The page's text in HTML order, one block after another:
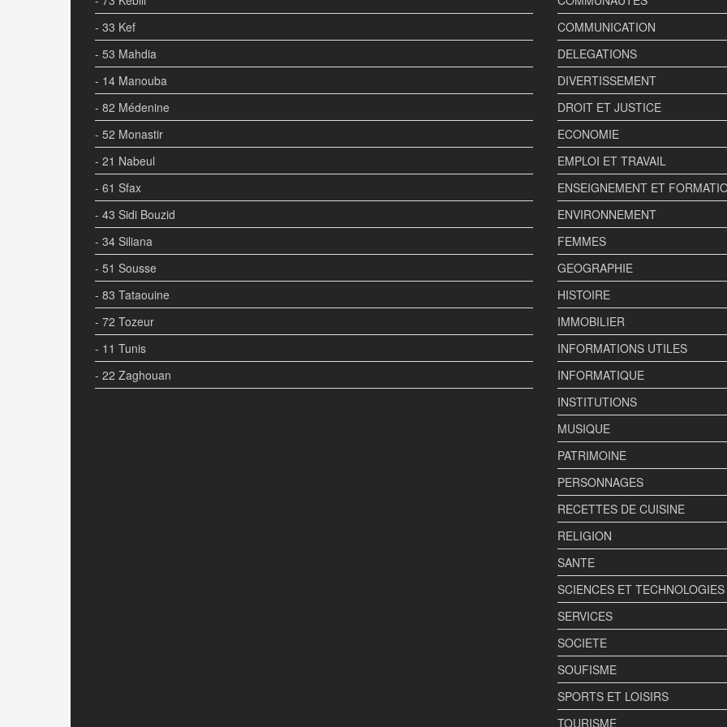
- 33 Kef
- 53 Mahdia
- 14 Manouba
- 82 Médenine
- 52 Monastir
- 21 Nabeul
- 61 Sfax
- 43 Sidi Bouzid
- 34 Siliana
- 51 Sousse
- 83 Tataouine
- 72 Tozeur
- 11 Tunis
- 22 Zaghouan
COMMUNICATION
DELEGATIONS
DIVERTISSEMENT
DROIT ET JUSTICE
ECONOMIE
EMPLOI ET TRAVAIL
ENSEIGNEMENT ET
ENVIRONNEMENT
FEMMES
GEOGRAPHIE
HISTOIRE
IMMOBILIER
INFORMATIONS UTILES
INFORMATIQUE
INSTITUTIONS
MUSIQUE
PATRIMOINE
PERSONNAGES
RECETTES DE CUISINE
RELIGION
SANTE
SCIENCES ET TECHNOLOGIES
SERVICES
SOCIETE
SOUFISME
SPORTS ET LOISIRS
TOURISME